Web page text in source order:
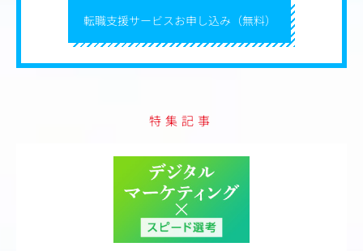
転職支援サービスお申し込み（無料）
特集記事